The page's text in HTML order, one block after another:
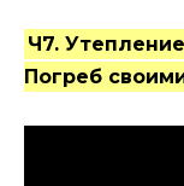
Ч7.
Погреб